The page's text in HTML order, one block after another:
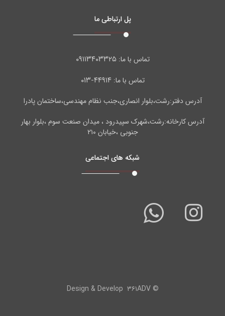
پل ارتباطی ما
تماس با ما:۰۹۱۱۳۴۰۳۳۲۵
تماس با ما: ۴۴۹۱۴-۰۱۳
آدرس دفتر:رشت،بلوار انصاری،جنب نظام مهندسی،ساختمان پادرا
آدرس کارخانه:رشت،شهرک سپیدرود ، میدان صنعت سوم ،بلوار بهار
جنوبی ،خیابان ۲۱۰
شبکه های اجتماعی
© Design & Develop۳۶۱ADV